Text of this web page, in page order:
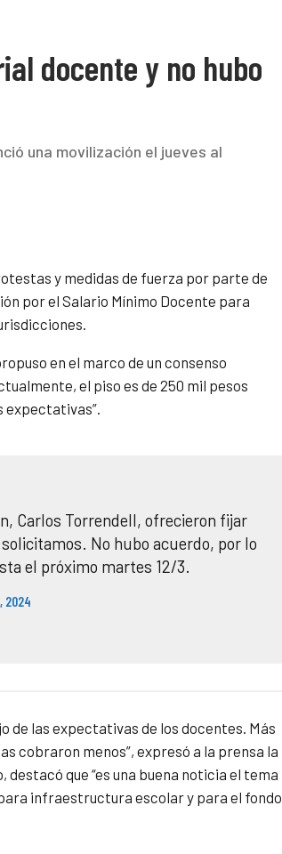
docente y no hubo
una movilización el jueves al
y medidas de fuerza por parte de
por el Salario Mínimo Docente para
en el marco de un consenso
el piso es de 250 mil pesos
expectativas”.
Carlos Torrendell, ofrecieron fijar
No hubo acuerdo, por lo
el próximo martes 12/3.
2024
de las expectativas de los docentes. Más
cobraron menos”, expresó a la prensa la
que “es una buena noticia el tema
infraestructura escolar y para el fondo